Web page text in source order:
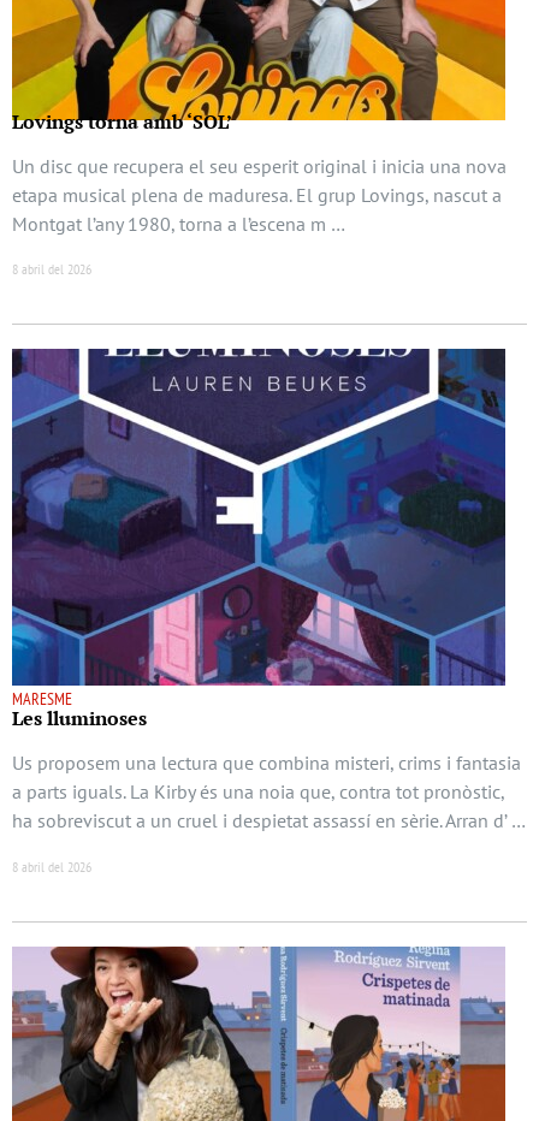
Lovings torna amb ‘SOL’
Un disc que recupera el seu esperit original i inicia una nova
etapa musical plena de maduresa. El grup Lovings, nascut a
Montgat l’any 1980, torna a l’escena m …
8 abril del 2026
MARESME
Les lluminoses
Us proposem una lectura que combina misteri, crims i fantasia
a parts iguals. La Kirby és una noia que, contra tot pronòstic,
ha sobreviscut a un cruel i despietat assassí en sèrie. Arran d’ …
8 abril del 2026